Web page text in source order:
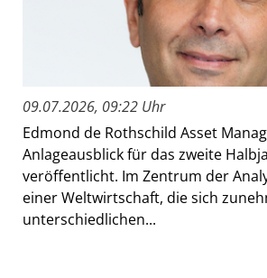
09.07.2026, 09:22 Uhr
Edmond de Rothschild Asset
Anlageausblick für das zweite
veröffentlicht. Im Zentrum der
einer Weltwirtschaft, die sich
unterschiedlichen...